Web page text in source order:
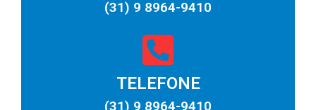
(31) 9 8964-9410
TELEFONE
(31) 9 8964-9410